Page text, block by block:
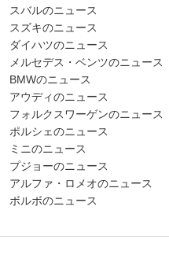
スバルのニュース
スズキのニュース
ダイハツのニュース
メルセデス・ベンツのニュース
BMWのニュース
アウディのニュース
フォルクスワーゲンのニュース
ポルシェのニュース
ミニのニュース
プジョーのニュース
アルファ・ロメオのニュース
ボルボのニュース